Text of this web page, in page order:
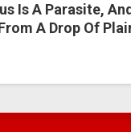
Is A Parasite,
A Drop Of